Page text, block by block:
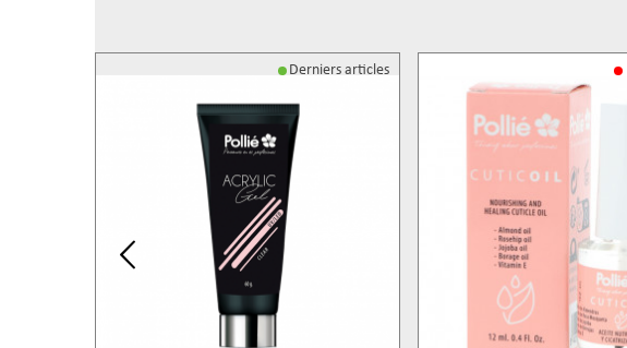
Derniers articles